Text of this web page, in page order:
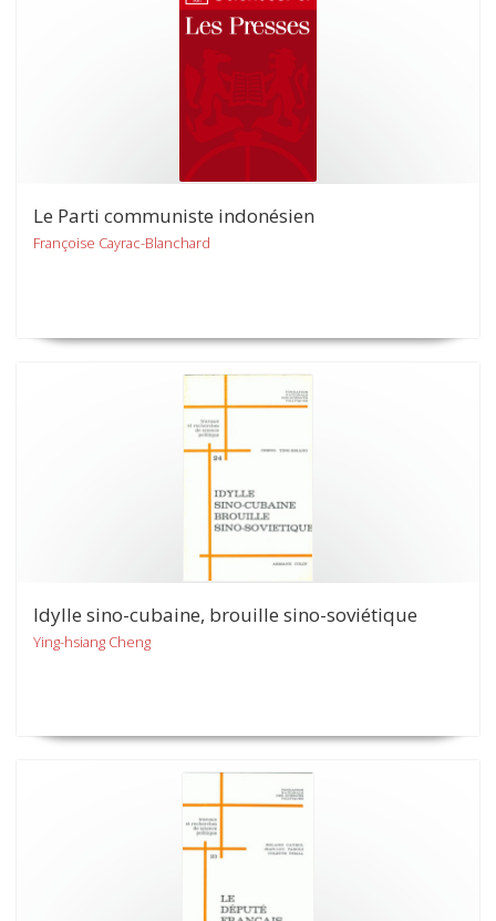
Le Parti communiste indonésien
Françoise Cayrac-Blanchard
Idylle sino-cubaine, brouille sino-soviétique
Ying-hsiang Cheng